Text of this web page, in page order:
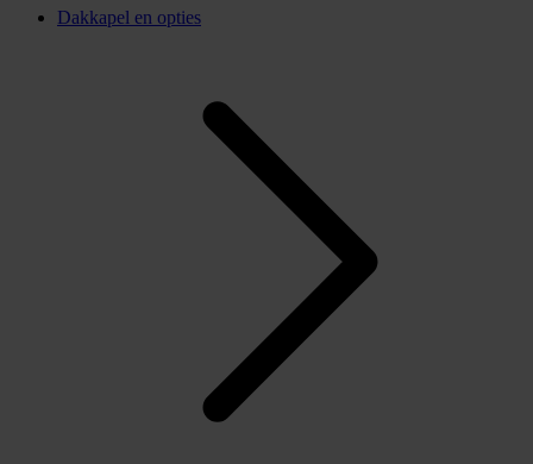
Dakkapel en opties